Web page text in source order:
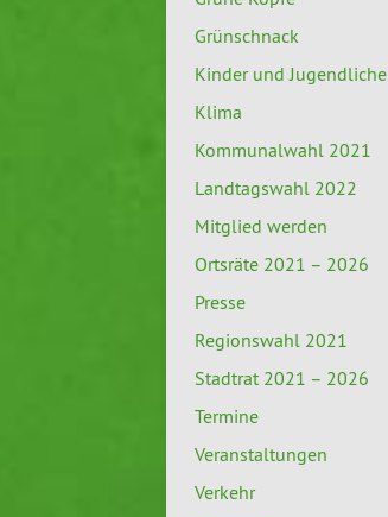
Grünschnack
Kinder und Jugendliche
Klima
Kommunalwahl 2021
Landtagswahl 2022
Mitglied werden
Ortsräte 2021 – 2026
Presse
Regionswahl 2021
Stadtrat 2021 – 2026
Termine
Veranstaltungen
Verkehr